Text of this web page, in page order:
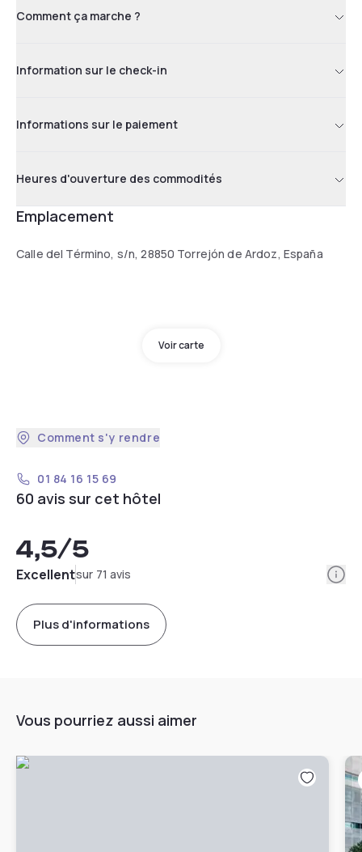
Comment ça marche ?
Information sur le check-in
Informations sur le paiement
Heures d'ouverture des commodités
Emplacement
Calle del Término, s/n, 28850 Torrejón de Ardoz, España
Voir carte
Comment s'y rendre
01 84 16 15 69
60 avis sur cet hôtel
4,5/5
Excellentsur 71 avis
Plus d'informations
Vous pourriez aussi aimer